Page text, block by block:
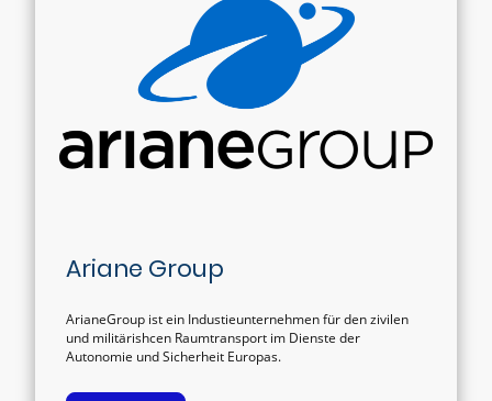
Ariane Group
ArianeGroup ist ein Industieunternehmen für den zivilen
und militärishcen Raumtransport im Dienste der
Autonomie und Sicherheit Europas.